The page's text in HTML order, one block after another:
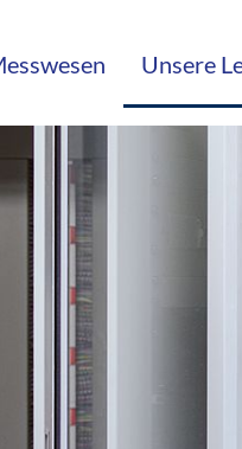
Unsere